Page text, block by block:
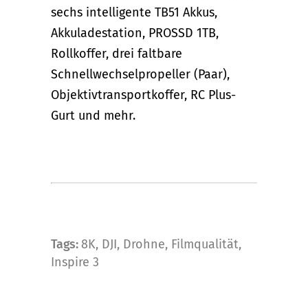
sechs intelligente TB51 Akkus,
Akkuladestation, PROSSD 1TB,
Rollkoffer, drei faltbare
Schnellwechselpropeller (Paar),
Objektivtransportkoffer, RC Plus-
Gurt und mehr.
Tags: 8K, DJI, Drohne, Filmqualität,
Inspire 3